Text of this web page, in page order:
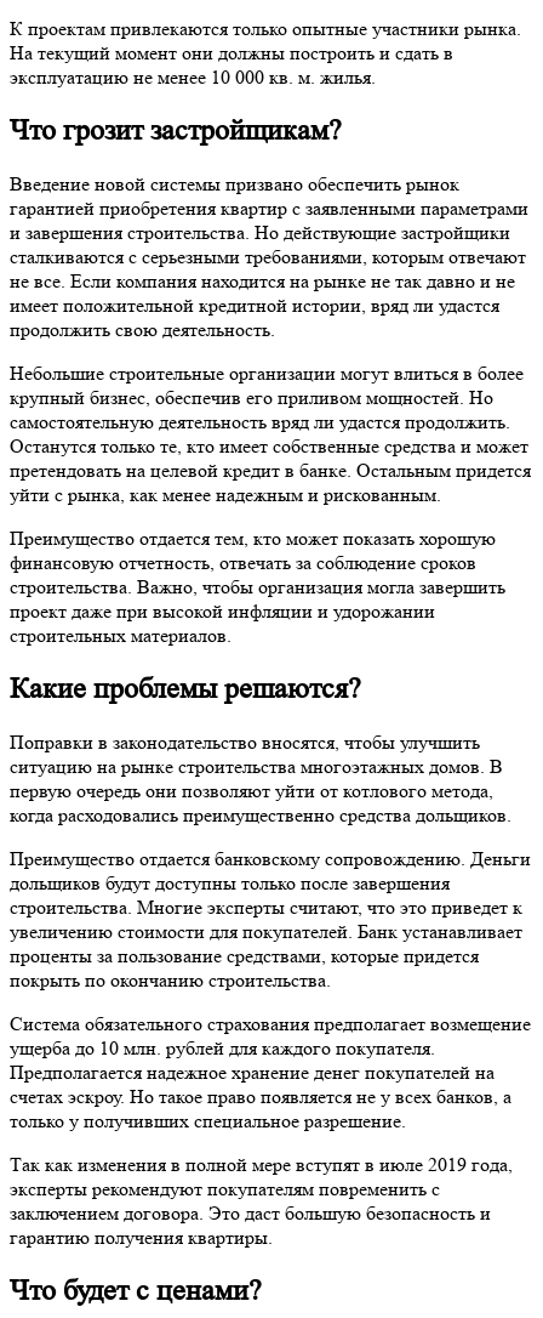
К проектам привлекаются только опытные участники рынка.
На текущий момент они должны построить и сдать в
эксплуатацию не менее 10 000 кв. м. жилья.
Что грозит застройщикам?
Введение новой системы призвано обеспечить рынок
гарантией приобретения квартир с заявленными параметрами
и завершения строительства. Но действующие застройщики
сталкиваются с серьезными требованиями, которым отвечают
не все. Если компания находится на рынке не так давно и не
имеет положительной кредитной истории, вряд ли удастся
продолжить свою деятельность.
Небольшие строительные организации могут влиться в более
крупный бизнес, обеспечив его приливом мощностей. Но
самостоятельную деятельность вряд ли удастся продолжить.
Останутся только те, кто имеет собственные средства и может
претендовать на целевой кредит в банке. Остальным придется
уйти с рынка, как менее надежным и рискованным.
Преимущество отдается тем, кто может показать хорошую
финансовую отчетность, отвечать за соблюдение сроков
строительства. Важно, чтобы организация могла завершить
проект даже при высокой инфляции и удорожании
строительных материалов.
Какие проблемы решаются?
Поправки в законодательство вносятся, чтобы улучшить
ситуацию на рынке строительства многоэтажных домов. В
первую очередь они позволяют уйти от котлового метода,
когда расходовались преимущественно средства дольщиков.
Преимущество отдается банковскому сопровождению. Деньги
дольщиков будут доступны только после завершения
строительства. Многие эксперты считают, что это приведет к
увеличению стоимости для покупателей. Банк устанавливает
проценты за пользование средствами, которые придется
покрыть по окончанию строительства.
Система обязательного страхования предполагает возмещение
ущерба до 10 млн. рублей для каждого покупателя.
Предполагается надежное хранение денег покупателей на
счетах эскроу. Но такое право появляется не у всех банков, а
только у получивших специальное разрешение.
Так как изменения в полной мере вступят в июле 2019 года,
эксперты рекомендуют покупателям повременить с
заключением договора. Это даст большую безопасность и
гарантию получения квартиры.
Что будет с ценами?